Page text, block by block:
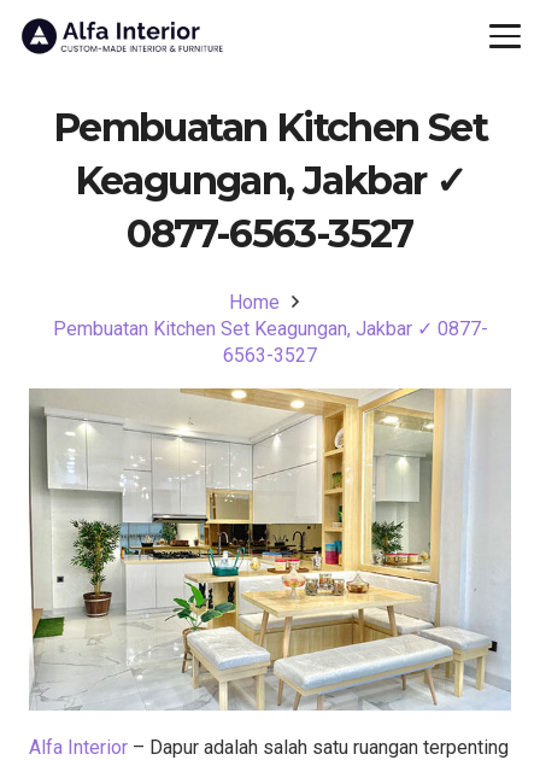
Pembuatan Kitchen Set
Keagungan, Jakbar ✓
0877-6563-3527
Home
Pembuatan Kitchen Set Keagungan, Jakbar ✓ 0877-
6563-3527
Alfa Interior – Dapur adalah salah satu ruangan terpenting